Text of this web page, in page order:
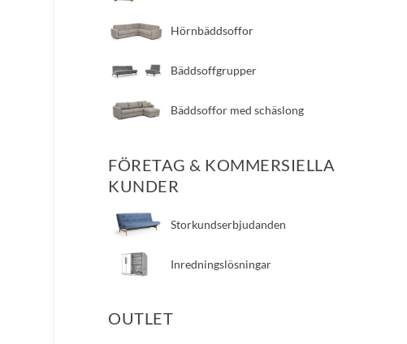
Hörnbäddsoffor
Bäddsoffgrupper
Bäddsoffor med schäslong
FÖRETAG & KOMMERSIELLA
KUNDER
Storkundserbjudanden
Inredningslösningar
OUTLET